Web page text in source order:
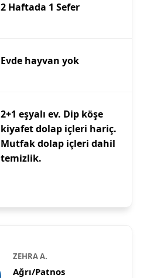
2 Haftada 1 Sefer
Evde hayvan yok
2+1 eşyalı ev. Dip köşe
kiyafet dolap içleri hariç.
Mutfak dolap içleri dahil
temizlik.
ZEHRA A.
Ağrı/Patnos